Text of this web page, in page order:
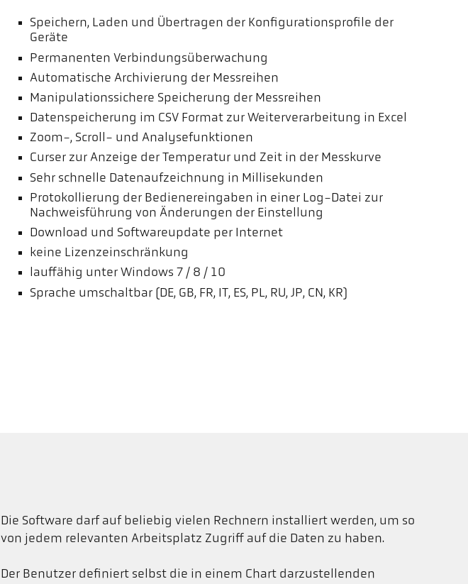
Speichern, Laden und Übertragen der Konfigurationsprofile der
Geräte
Permanenten Verbindungsüberwachung
Automatische Archivierung der Messreihen
Manipulationssichere Speicherung der Messreihen
Datenspeicherung im CSV Format zur Weiterverarbeitung in Excel
Zoom-, Scroll- und Analysefunktionen
Curser zur Anzeige der Temperatur und Zeit in der Messkurve
Sehr schnelle Datenaufzeichnung in Millisekunden
Protokollierung der Bedienereingaben in einer Log-Datei zur
Nachweisführung von Änderungen der Einstellung
Download und Softwareupdate per Internet
keine Lizenzeinschränkung
lauffähig unter Windows 7 / 8 / 10
Sprache umschaltbar (DE, GB, FR, IT, ES, PL, RU, JP, CN, KR)
Die Software darf auf beliebig vielen Rechnern installiert werden, um so
von jedem relevanten Arbeitsplatz Zugriff auf die Daten zu haben.
Der Benutzer definiert selbst die in einem Chart darzustellenden